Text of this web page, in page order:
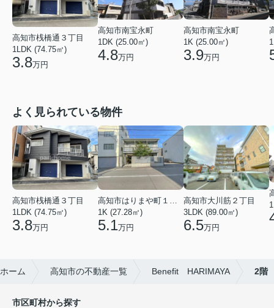
高知市桟橋通３丁目
1LDK (74.75㎡)
3.8万円
高知市南宝永町
1DK (25.00㎡)
4.8万円
高知市南宝永町
1K (25.00㎡)
3.9万円
よく見られている物件
高知市桟橋通３丁目
1LDK (74.75㎡)
3.8万円
1K (27.28㎡)
5.1万円
高知市大川筋２丁目
3LDK (89.00㎡)
6.5万円
ーム 高知市の不動産一覧 Benefit HARIMAYA 2階
市区町村から探す